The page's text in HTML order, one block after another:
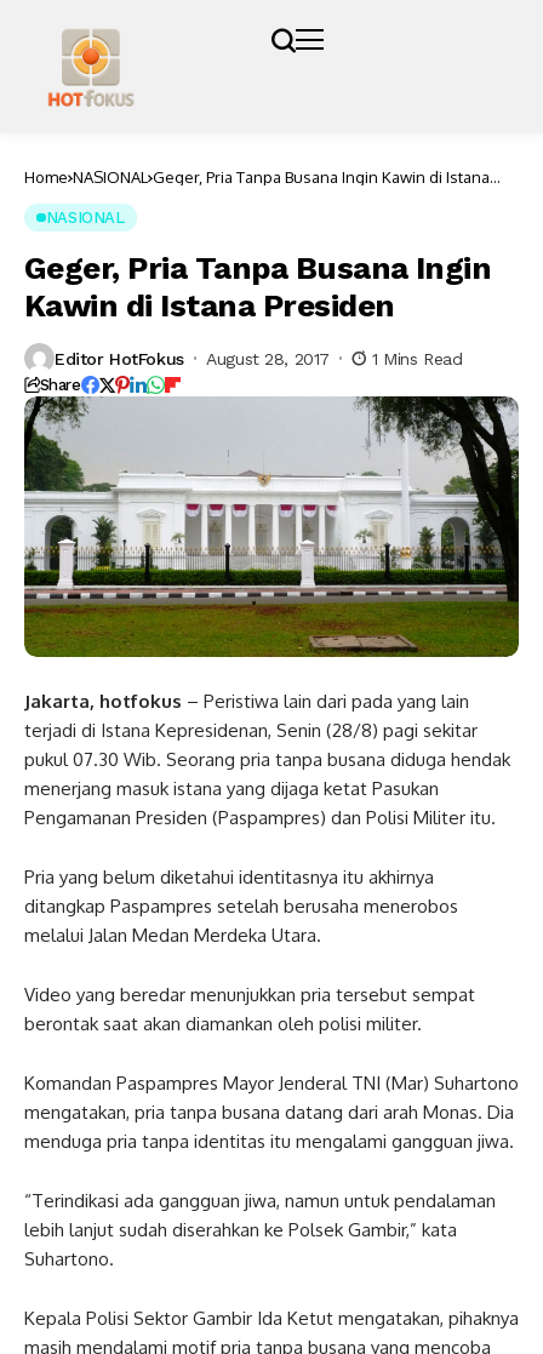
Home NASIONAL Geger, Pria Tanpa Busana Ingin Kawin di Istana
NASIONAL
Geger, Pria Tanpa Busana Ingin
Kawin di Istana Presiden
Editor HotFokus August 28, 2017 1 Mins Read
Share
Jakarta, hotfokus – Peristiwa lain dari pada yang lain
terjadi di Istana Kepresidenan, Senin (28/8) pagi sekitar
pukul 07.30 Wib. Seorang pria tanpa busana diduga hendak
menerjang masuk istana yang dijaga ketat Pasukan
Pengamanan Presiden (Paspampres) dan Polisi Militer itu.
Pria yang belum diketahui identitasnya itu akhirnya
ditangkap Paspampres setelah berusaha menerobos
melalui Jalan Medan Merdeka Utara.
Video yang beredar menunjukkan pria tersebut sempat
berontak saat akan diamankan oleh polisi militer.
Komandan Paspampres Mayor Jenderal TNI (Mar) Suhartono
mengatakan, pria tanpa busana datang dari arah Monas. Dia
menduga pria tanpa identitas itu mengalami gangguan jiwa.
“Terindikasi ada gangguan jiwa, namun untuk pendalaman
lebih lanjut sudah diserahkan ke Polsek Gambir,” kata
Suhartono.
Kepala Polisi Sektor Gambir Ida Ketut mengatakan, pihaknya
masih mendalami motif pria tanpa busana yang mencoba